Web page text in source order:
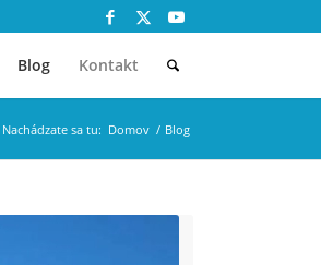
Blog Kontakt
Nachádzate sa tu: Domov / Blog